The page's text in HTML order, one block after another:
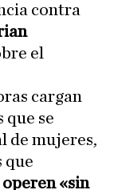
contra
el
cargan
que se
de mujeres,
que
«sin